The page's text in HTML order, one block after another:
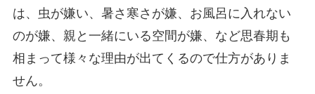
は、虫が嫌い、暑さ寒さが嫌、お風呂に入れない
のが嫌、親と一緒にいる空間が嫌、など思春期も
相まって様々な理由が出てくるので仕方がありま
せん。